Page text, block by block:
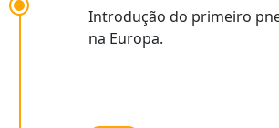
Introdução do primeiro
na Europa.